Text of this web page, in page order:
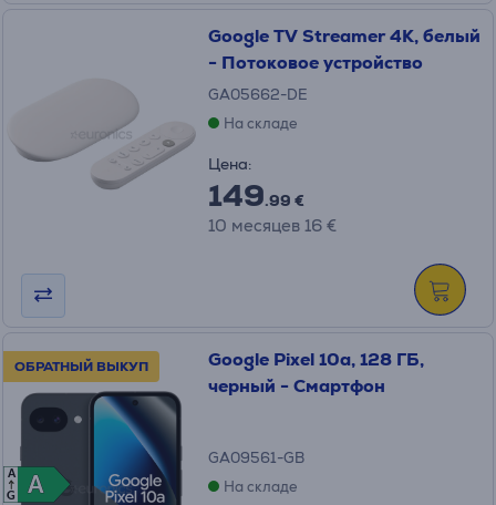
Google TV Streamer 4K, белый
- Потоковое устройство
GA05662-DE
На складе
Цена:
149.99 €
10 месяцев 16 €
ОБРАТНЫЙ ВЫКУП
A
A
A
G
Google Pixel 10a, 128 ГБ,
черный - Смартфон
GA09561-GB
На складе